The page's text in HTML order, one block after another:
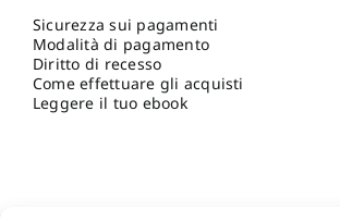
Sicurezza sui pagamenti
Modalità di pagamento
Diritto di recesso
Come effettuare gli acquisti
Leggere il tuo ebook